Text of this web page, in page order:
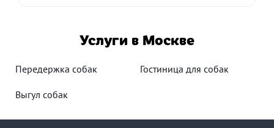
Услуги в Москве
Передержка собак Гостиница для собак
Выгул собак